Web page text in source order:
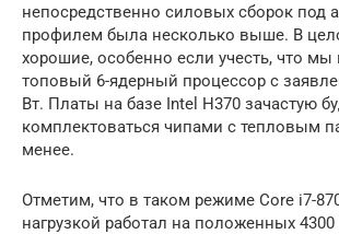
непосредственно силовых сборок
профилем была несколько выше. В
хорошие, особенно если учесть, что
топовый 6-ядерный процессор с
Вт. Платы на базе Intel H370 зачастую
комплектоваться чипами с тепловым
менее.
Отметим, что в таком режиме Core i7-
нагрузкой работал на положенных